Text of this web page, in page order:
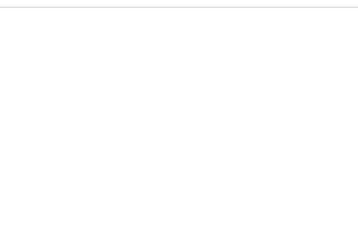
και